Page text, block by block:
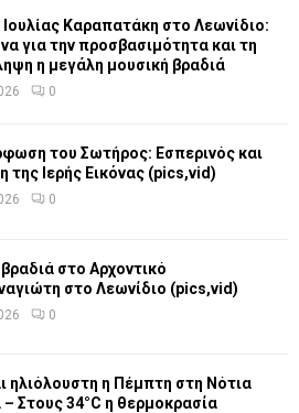
Ιουλίας Καραπατάκη στο Λεωνίδιο:
για την προσβασιμότητα και τη
η μεγάλη μουσική βραδιά
0
του Σωτήρος: Εσπερινός και
της Ιερής Εικόνας (pics,vid)
0
στο Αρχοντικό
στο Λεωνίδιο (pics,vid)
0
ηλιόλουστη η Πέμπτη στη Νότια
– Στους 34°C η θερμοκρασία